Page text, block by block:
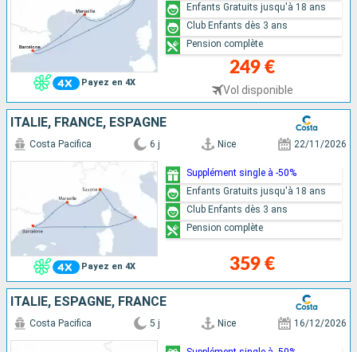
Payez en 4X
249 €
Vol disponible
Enfants Gratuits jusqu'à 18 ans
Club Enfants dès 3 ans
Pension complète
ITALIE, FRANCE, ESPAGNE
Payez en 4X
Costa Pacifica 6 j Nice 22/11/2026
359 €
Supplément single à -50%
Enfants Gratuits jusqu'à 18 ans
Club Enfants dès 3 ans
Pension complète
ITALIE, ESPAGNE, FRANCE
Costa Pacifica 5 j Nice 16/12/2026